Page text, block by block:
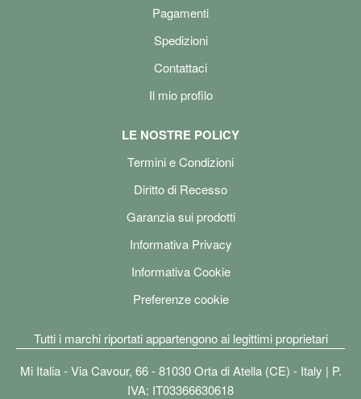
Pagamenti
Spedizioni
Contattaci
Il mio profilo
LE NOSTRE POLICY
Termini e Condizioni
Diritto di Recesso
Garanzia sui prodotti
Informativa Privacy
Informativa Cookie
Preferenze cookie
Tutti i marchi riportati appartengono ai legittimi proprietari
Mi Italia - Via Cavour, 66 - 81030 Orta di Atella (CE) - Italy | P.
IVA: IT03366630618